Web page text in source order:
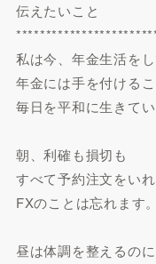
伝えたいこと
私は今、年金生活を
年金には手を付ける
毎日を平和に生きてい
朝、利確も損切も
すべて予約注文をい
FXのことは忘れます。
昼は体調を整えるのに